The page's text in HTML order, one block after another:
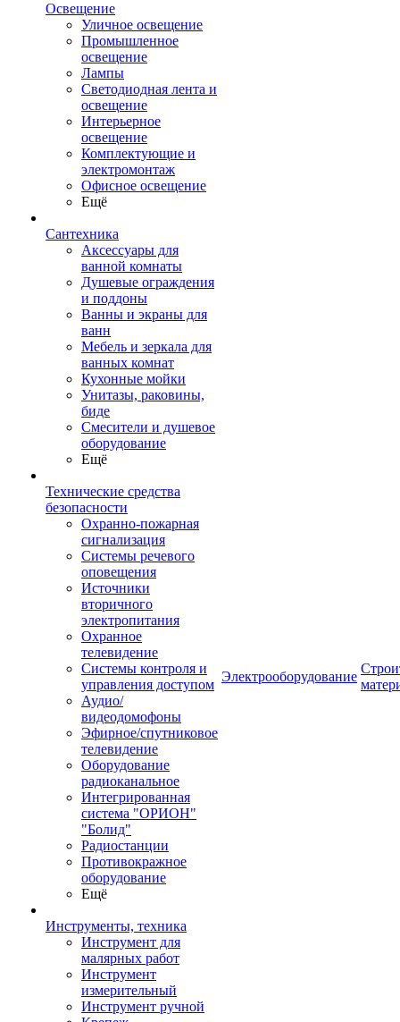
Освещение
Уличное освещение
Промышленное
освещение
Лампы
Светодиодная лента и
освещение
Интерьерное
освещение
Комплектующие и
электромонтаж
Офисное освещение
Ещё
Сантехника
Аксессуары для
ванной комнаты
Душевые ограждения
и поддоны
Ванны и экраны для
ванн
Мебель и зеркала для
ванных комнат
Кухонные мойки
Унитазы, раковины,
биде
Смесители и душевое
оборудование
Ещё
Технические средства
безопасности
Охранно-пожарная
сигнализация
Системы речевого
оповещения
Источники
вторичного
электропитания
Охранное
телевидение
Системы контроля и
управления доступом
Аудио/
видеодомофоны
Эфирное/спутниковое
телевидение
Оборудование
радиоканальное
Интегрированная
система "ОРИОН"
"Болид"
Радиостанции
Противокражное
оборудование
Ещё
Инструменты, техника
Инструмент для
малярных работ
Инструмент
измерительный
Инструмент ручной
Электрооборудование